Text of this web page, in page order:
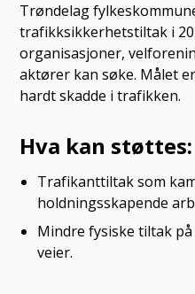
Trøndelag
trafikksikkerhetstiltak i
organisasjoner,
aktører kan søke. Målet
hardt skadde i trafikken.
Hva kan støttes:
Trafikanttiltak som
holdningsskapende
Mindre fysiske tiltak
veier.